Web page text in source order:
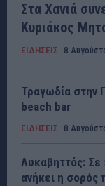
Στα Χανιά
Κυριάκος
ΕΙΔΗΣΕΙΣ 8
Τραγωδία στην
beach bar
ΕΙΔΗΣΕΙΣ 8
Λυκαβηττός: Σε
ανήκει η σορός